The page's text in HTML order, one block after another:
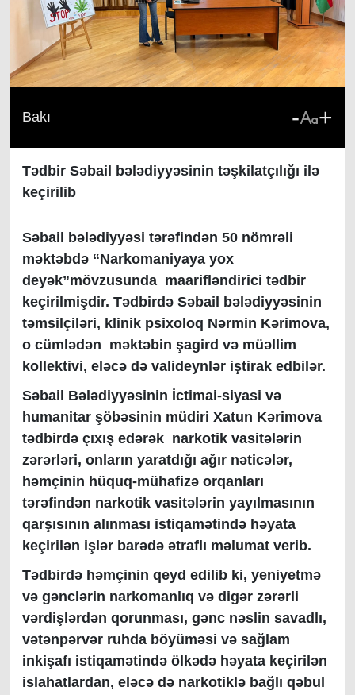
Bakı - +
Tədbir Səbail bələdiyyəsinin təşkilatçılığı ilə
keçirilib
Səbail bələdiyyəsi tərəfindən 50 nömrəli
məktəbdə “Narkomaniyaya yox
deyək”mövzusunda maarifləndirici tədbir
keçirilmişdir. Tədbirdə Səbail bələdiyyəsinin
təmsilçiləri, klinik psixoloq Nərmin Kərimova,
o cümlədən məktəbin şagird və müəllim
kollektivi, eləcə də valideynlər iştirak edbilər.
Səbail Bələdiyyəsinin İctimai-siyasi və
humanitar şöbəsinin müdiri Xatun Kərimova
tədbirdə çıxış edərək narkotik vasitələrin
zərərləri, onların yaratdığı ağır nəticələr,
həmçinin hüquq-mühafizə orqanları
tərəfindən narkotik vasitələrin yayılmasının
qarşısının alınması istiqamətində həyata
keçirilən işlər barədə ətraflı məlumat verib.
Tədbirdə həmçinin qeyd edilib ki, yeniyetmə
və gənclərin narkomanlıq və digər zərərli
vərdişlərdən qorunması, gənc nəslin savadlı,
vətənpərvər ruhda böyüməsi və sağlam
inkişafı istiqamətində ölkədə həyata keçirilən
islahatlardan, eləcə də narkotiklə bağlı qəbul